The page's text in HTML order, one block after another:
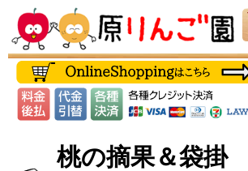
桃の摘果＆袋掛